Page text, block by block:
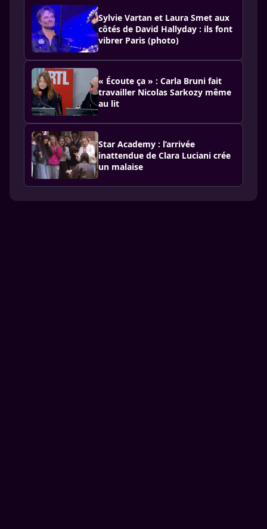
Sylvie Vartan et Laura Smet aux
côtés de David Hallyday : ils font
vibrer Paris (photo)
« Écoute ça » : Carla Bruni fait
travailler Nicolas Sarkozy même
au lit
Star Academy : l’arrivée
inattendue de Clara Luciani crée
un malaise